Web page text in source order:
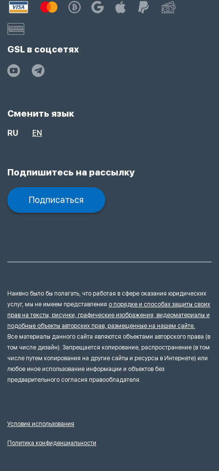
GSL в соцсетях
Сменить язык
RU EN
Подпишитесь на рассылку
Подписаться
Наивно было бы полагать, что работая в сфере оказания юридических
услуг, мы не имеем представления о порядке и способах защиты своих
прав на тексты, рисунки, графические изображения, видеоматериалы и
подобные объекты авторских прав, размещенные на нашем сайте.
Все материалы данного сайта являются объектами авторского права (в
том числе дизайн). Запрещается копирование, распространение (в том
числе путем копирования на другие сайты и ресурсы в Интернете) или
любое иное использование информации и объектов без
предварительного согласия правообладателя.
Условия использования
Политика конфиденциальности